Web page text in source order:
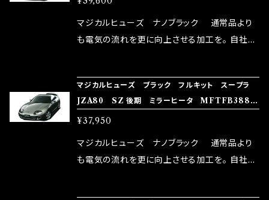
体感出来て面白く、車には必ずプラスになりデメ
リットが無い。と。 コラボ開発製品です。 購入先
はこちらのマジカルヒューズ直販サイトと横浜に
rz）の2店舗の専売品になりますので宜しくお願
い致します。
マジカルヒューズ ナノブラック 通常品より
も電気の流れを更に向上させる加工を。 自社比
メ！ レーシングドライバーMAX織戸選手がテス
ターとなり吟味し時間を掛けて検証し、これは
体感出来て面白く、車には必ずプラスになりデメ
リットが無い。と。 コラボ開発製品です。 購入先
はこちらのマジカルヒューズ直販サイトと横浜に
マジカルヒューズ ブラック フルキット スープラ
JZA80 SZ 後期 ミラーヒータ MFTFB388
23個
¥37,950
マジカルヒューズ ナノブラック 通常品より
も電気の流れを更に向上させる加工を。 自社比